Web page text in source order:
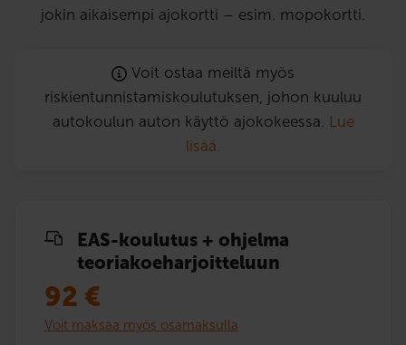
jokin aikaisempi ajokortti – esim. mopokortti.
Voit ostaa meiltä myös
riskientunnistamiskoulutuksen, johon kuuluu
autokoulun auton käyttö ajokokeessa. Lue
lisää.
EAS-koulutus + ohjelma
teoriakoe­harjoitteluun
92 €
Voit maksaa myös osamaksulla